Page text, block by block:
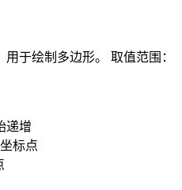
用于绘制多边形。 取值范围：
递增
标点